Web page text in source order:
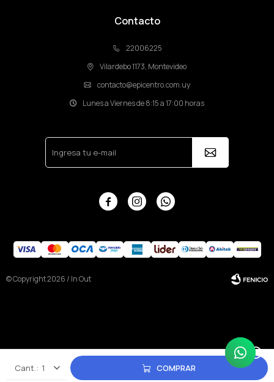
1 COMPRAR
Contacto
22006225
Vilardebo 1173, Montevideo
contacto@epicentro.com.uy
Lunes a Viernes de 8:15 a 17:00 horas
  
© Copyright 2026 / In Out
Fenicio